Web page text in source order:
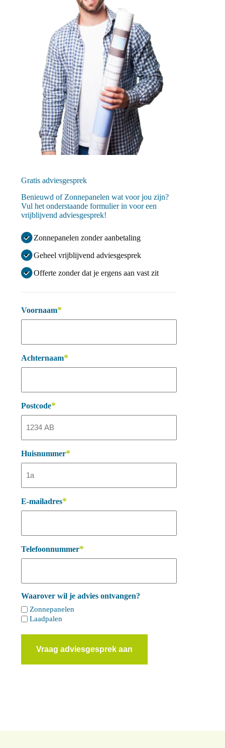
Gratis adviesgesprek
Benieuwd of Zonnepanelen wat voor jou zijn?
Vul het onderstaande formulier in voor een
vrijblijvend adviesgesprek!
Zonnepanelen zonder aanbetaling
Geheel vrijblijvend adviesgesprek
Offerte zonder dat je ergens aan vast zit
Voornaam*
Achternaam*
Postcode*
Huisnummer*
E-mailadres*
Telefoonnummer*
Waarover wil je advies ontvangen?
Zonnepanelen
Laadpalen